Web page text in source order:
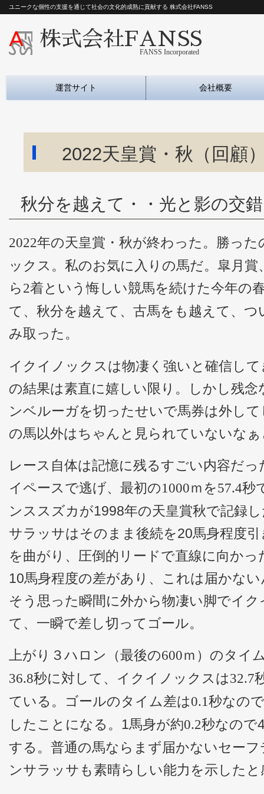
ユニークな個性の支援を通じて社会の文化的成熟に貢献する 株式会社FANSS
株式会社FANSS
FANSS Incorporated
運営サイト 会社概要
2022天皇賞・秋（回顧
秋分を越えて・・光と影の交錯
2022年の天皇賞・秋が終わった。勝った
ックス。私のお気に入りの馬だ。皐月
ら 2着という悔しい競馬を続けた今年の
て、秋分を越えて、古馬をも越えて、
み取った。
イクイノックスは物凄く強いと確信し
の結果は素直に嬉しい限り。しかし残
ンベルーガを切ったせいで馬券は外し
の馬以外はちゃんと見られていないな
レース自体は記憶に残るすごい内容だ
イペースで逃げ、最初の1000ｍを57.4秒
ンススズカが1998年の天皇賞秋で記録
サラッサはそのまま後続を20馬身程度
を曲がり、圧倒的リードで直線に向か
10馬身程度の差があり、これは届かな
そう思った瞬間に外から物凄い脚でイ
て、一瞬で差し切ってゴール。
上がり３ハロン（最後の600ｍ）のタイ
36.8秒に対して、イクイノックスは32.7
ている。ゴールのタイム差は0.1秒なの
したことになる。1馬身が約0.2秒なので
する。普通の馬ならまず届かないセー
ンサラッサも素晴らしい能力を示した